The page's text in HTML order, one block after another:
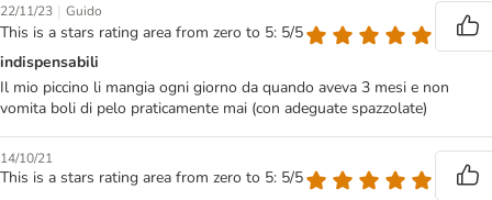
22/11/23 | Guido
This is a stars rating area from zero to 5: 5/5
indispensabili
Il mio piccino li mangia ogni giorno da quando aveva 3 mesi e non
vomita boli di pelo praticamente mai (con adeguate spazzolate)
14/10/21
This is a stars rating area from zero to 5: 5/5